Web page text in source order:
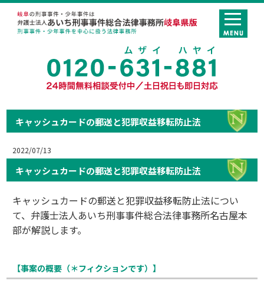
キャッシュカードの郵送と犯罪収益移転防止法
2022/07/13
キャッシュカードの郵送と犯罪収益移転防止法
キャッシュカードの郵送と犯罪収益移転防止法につい
て、弁護士法人あいち刑事事件総合法律事務所名古屋本
部が解説します。
【事案の概要（＊フィクションです）】